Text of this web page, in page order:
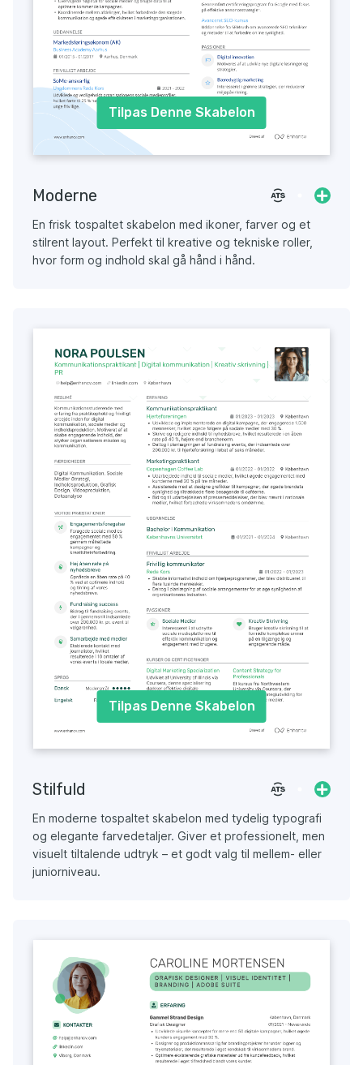
Tilpas Denne Skabelon
Moderne
En frisk tospaltet skabelon med ikoner, farver og et
stilrent layout. Perfekt til kreative og tekniske roller,
hvor form og indhold skal gå hånd i hånd.
Tilpas Denne Skabelon
Stilfuld
En moderne tospaltet skabelon med tydelig typografi
og elegante farvedetaljer. Giver et professionelt, men
visuelt tiltalende udtryk – et godt valg til mellem- eller
juniorniveau.